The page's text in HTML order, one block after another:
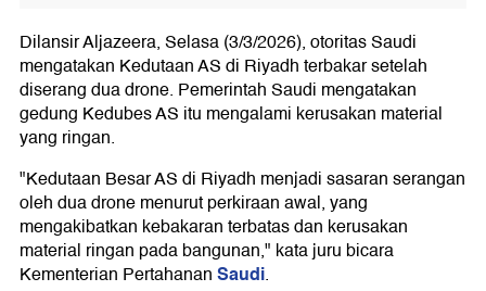
Dilansir Aljazeera, Selasa (3/3/2026), otoritas Saudi
mengatakan Kedutaan AS di Riyadh terbakar setelah
diserang dua drone. Pemerintah Saudi mengatakan
gedung Kedubes AS itu mengalami kerusakan material
yang ringan.
"Kedutaan Besar AS di Riyadh menjadi sasaran serangan
oleh dua drone menurut perkiraan awal, yang
mengakibatkan kebakaran terbatas dan kerusakan
material ringan pada bangunan," kata juru bicara
Kementerian PertahananSaudi.